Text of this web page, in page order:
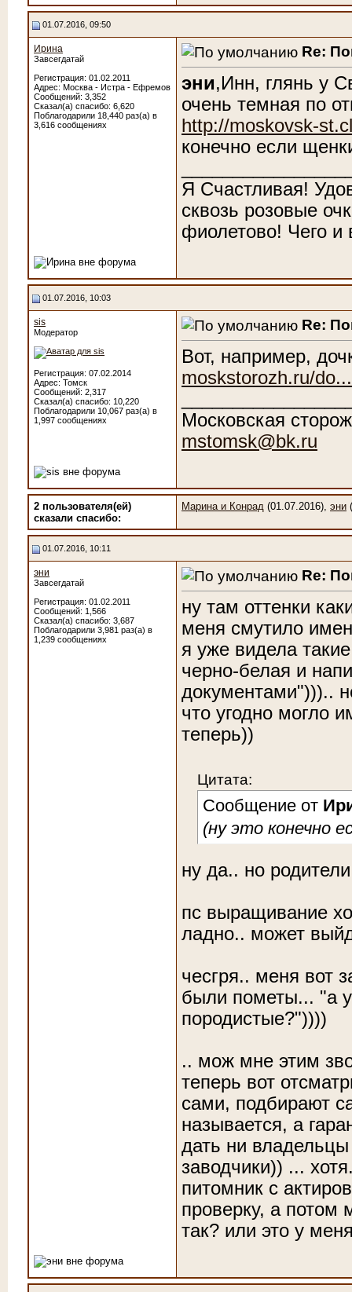
01.07.2016, 09:50
Ирина
Завсегдатай
Регистрация: 01.02.2011
Адрес: Москва - Истра - Ефремов
Сообщений: 3,352
Сказал(а) спасибо: 6,620
Поблагодарили 18,440 раз(а) в
3,616 сообщениях
Re:
эни,Инн, глянь у
очень темная по
http://moskovsk-
конечно если
Я Счастливая!
сквозь розовые
фиолетово! Чего
01.07.2016, 10:03
sis
Модератор
Регистрация: 07.02.2014
Адрес: Томск
Сообщений: 2,317
Сказал(а) спасибо: 10,220
Поблагодарили 10,067 раз(а) в
1,997 сообщениях
Re:
Вот, например,
moskstorozh.ru/
Московская
mstomsk@bk.ru
2 пользователя(ей)
сказали cпасибо:
Марина и Конрад (01.07.2016), эни
01.07.2016, 10:11
эни
Завсегдатай
Регистрация: 01.02.2011
Сообщений: 1,566
Сказал(а) спасибо: 3,687
Поблагодарили 3,981 раз(а) в
1,239 сообщениях
Re:
ну там оттенки
меня смутило
я уже видела
черно-белая и
документами")))..
что угодно могло
теперь))
Цитата:
Сообщение от
(ну это конечно
ну да.. но
пс выращивание
ладно.. может
чесгря.. меня вот
были пометы... "а
породистые?"))))
.. мож мне этим
теперь вот
сами, подбирают
называется, а
дать ни
заводчики)) ...
питомник с
проверку, а потом
так? или это у